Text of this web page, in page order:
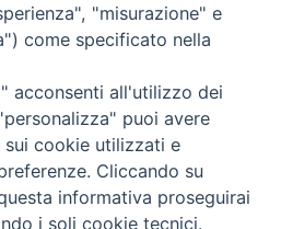
Cartaceo
Digitale
Duomo 11 - tel. 0382.24736 -
- repossi@ilticino.it - P.
"misurazione" e
come specificato nella
acconsenti all'utilizzo dei
puoi avere
cookie utilizzati e
Cliccando su
informativa proseguirai
i soli cookie tecnici.